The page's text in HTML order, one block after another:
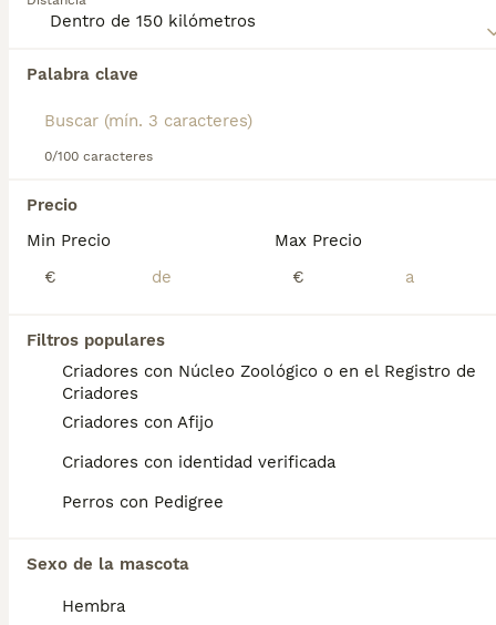
Palabra clave
0/100 caracteres
Precio
Min Precio
€
Max Precio
€
Filtros populares
Criadores con Núcleo Zoológico o en el Registro de
Criadores
Criadores con Afijo
Criadores con identidad verificada
Perros con Pedigree
Sexo de la mascota
Hembra
Encontramos 0 Perdiguero Frisón Perros en
Si deseas exactamente esta búsqueda guarda tu
búsqueda y espera el resultado perfecto:
Preguntas frecuentes
¿Qué se supone que deben
señalar los perros de
muestra?
Por lo general, se trata de que encontró algo
incluso una pelota de tenis . Algunas razas
a su afición por encontrar, señalar y